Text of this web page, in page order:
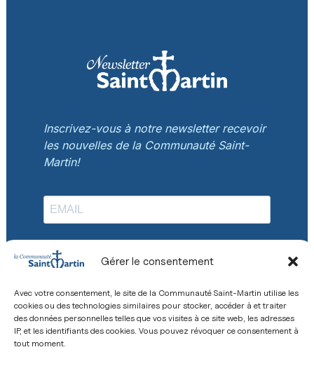
Gérer le consentement
Avec votre consentement, le site de la Communauté Saint-Martin utilise les
cookies ou des technologies similaires pour stocker, accéder à et traiter
des données personnelles telles que vos visites à ce site web, les adresses
IP, et les identifiants des cookies. Vous pouvez révoquer ce consentement à
tout moment.
Inscrivez-vous à notre newsletter recevoir
les nouvelles de la Communauté Saint-
Martin!
S'INSCRIRE